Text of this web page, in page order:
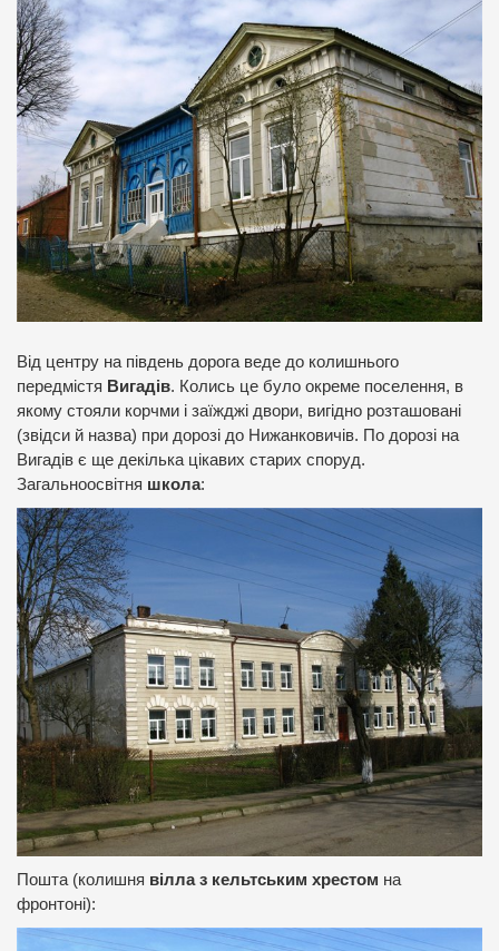
Від центру на південь дорога веде до колишнього
передмістя Вигадів. Колись це було окреме поселення, в
якому стояли корчми і заїжджі двори, вигідно розташовані
(звідси й назва) при дорозі до Нижанковичів. По дорозі на
Вигадів є ще декілька цікавих старих споруд.
Загальноосвітня школа:
Пошта (колишня вілла з кельтським хрестом на
фронтоні):